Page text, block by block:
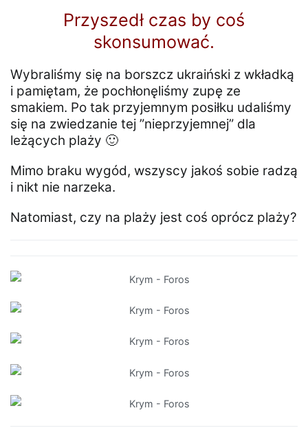
Przyszedł czas by coś
skonsumować.
Wybraliśmy się na borszcz ukraiński z wkładką
i pamiętam, że pochłonęliśmy zupę ze
smakiem. Po tak przyjemnym posiłku udaliśmy
się na zwiedzanie tej ”nieprzyjemnej” dla
leżących plaży 🙂
Mimo braku wygód, wszyscy jakoś sobie radzą
i nikt nie narzeka.
Natomiast, czy na plaży jest coś oprócz plaży?